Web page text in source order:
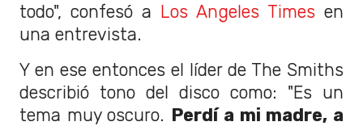
todo", confesó a Los Angeles Times en
una entrevista.
Y en ese entonces el líder de The Smiths
describió tono del disco como: "Es un
tema muy oscuro. Perdí a mi madre, a